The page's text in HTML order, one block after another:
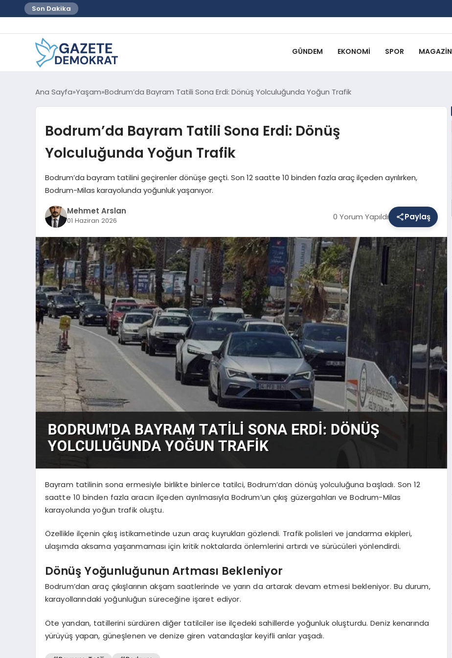
Son Dakika
GÜNDEM EKONOMI SPOR MAGAZIN
Ana Sayfa Yaşam Bodrum’da Bayram Tatili Sona Erdi: Dönüş Yolculuğunda Yoğun Trafik
Bodrum’da Bayram Tatili Sona Erdi: Dönüş
Yolculuğunda Yoğun Trafik
Bodrum’da bayram tatilini geçirenler dönüşe geçti. Son 12 saatte 10 binden fazla araç ilçeden ayrılırken,
Bodrum-Milas karayolunda yoğunluk yaşanıyor.
Mehmet Arslan
01 Haziran 2026 0 Yorum Yapıldı Paylaş
Bayram tatilinin sona ermesiyle birlikte binlerce tatilci, Bodrum’dan dönüş yolculuğuna başladı. Son 12
saatte 10 binden fazla aracın ilçeden ayrılmasıyla Bodrum’un çıkış güzergahları ve Bodrum-Milas
karayolunda yoğun trafik oluştu.
Özellikle ilçenin çıkış istikametinde uzun araç kuyrukları gözlendi. Trafik polisleri ve jandarma ekipleri,
ulaşımda aksama yaşanmaması için kritik noktalarda önlemlerini artırdı ve sürücüleri yönlendirdi.
Dönüş Yoğunluğunun Artması Bekleniyor
Bodrum’dan araç çıkışlarının akşam saatlerinde ve yarın da artarak devam etmesi bekleniyor. Bu durum,
karayollarındaki yoğunluğun süreceğine işaret ediyor.
Öte yandan, tatillerini sürdüren diğer tatilciler ise ilçedeki sahillerde yoğunluk oluşturdu. Deniz kenarında
yürüyüş yapan, güneşlenen ve denize giren vatandaşlar keyifli anlar yaşadı.